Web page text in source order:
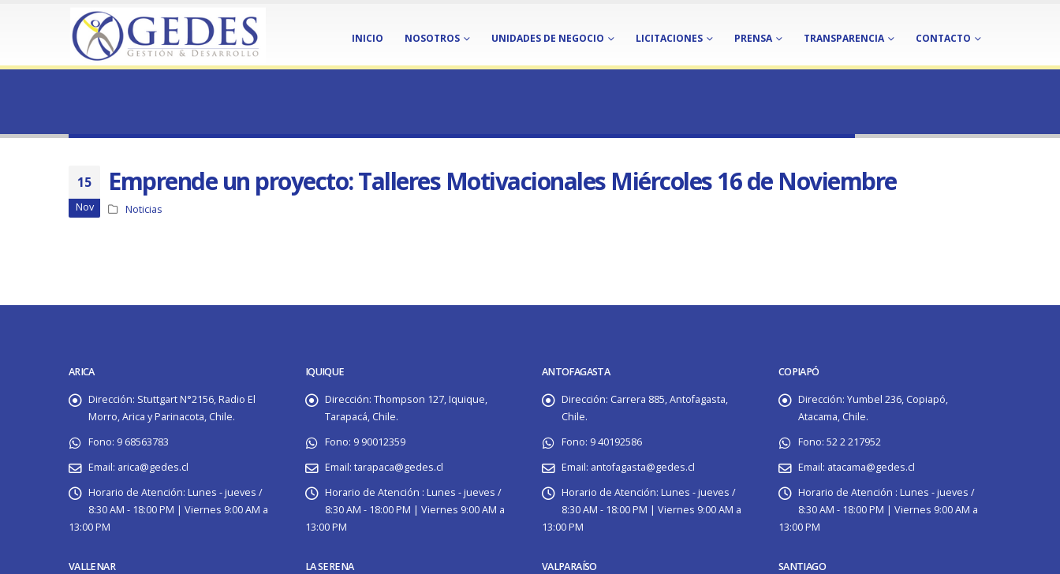
INICIO NOSOTROS UNIDADES DE NEGOCIO LICITACIONES PRENSA TRANSPARENCIA CONTACTO
15
Nov
Emprende un proyecto: Talleres Motivacionales Miércoles 16 de Noviembre
Noticias
ARICA
Dirección: Stuttgart N°2156, Radio El
Morro, Arica y Parinacota, Chile.
Fono: 9 68563783
Email: arica@gedes.cl
Horario de Atención: Lunes - jueves /
8:30 AM - 18:00 PM | Viernes 9:00 AM a
13:00 PM
VALLENAR
IQUIQUE
Dirección: Thompson 127, Iquique,
Tarapacá, Chile.
Fono: 9 90012359
Email: tarapaca@gedes.cl
Horario de Atención : Lunes - jueves /
8:30 AM - 18:00 PM | Viernes 9:00 AM a
13:00 PM
LA SERENA
ANTOFAGASTA
Dirección: Carrera 885, Antofagasta,
Chile.
Fono: 9 40192586
Email: antofagasta@gedes.cl
Horario de Atención: Lunes - jueves /
8:30 AM - 18:00 PM | Viernes 9:00 AM a
13:00 PM
VALPARAÍSO
COPIAPÓ
Dirección: Yumbel 236, Copiapó,
Atacama, Chile.
Fono: 52 2 217952
Email: atacama@gedes.cl
Horario de Atención : Lunes - jueves /
8:30 AM - 18:00 PM | Viernes 9:00 AM a
13:00 PM
SANTIAGO